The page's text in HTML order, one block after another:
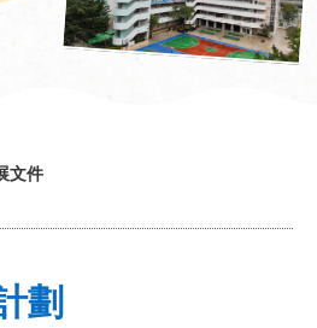
文件
劃